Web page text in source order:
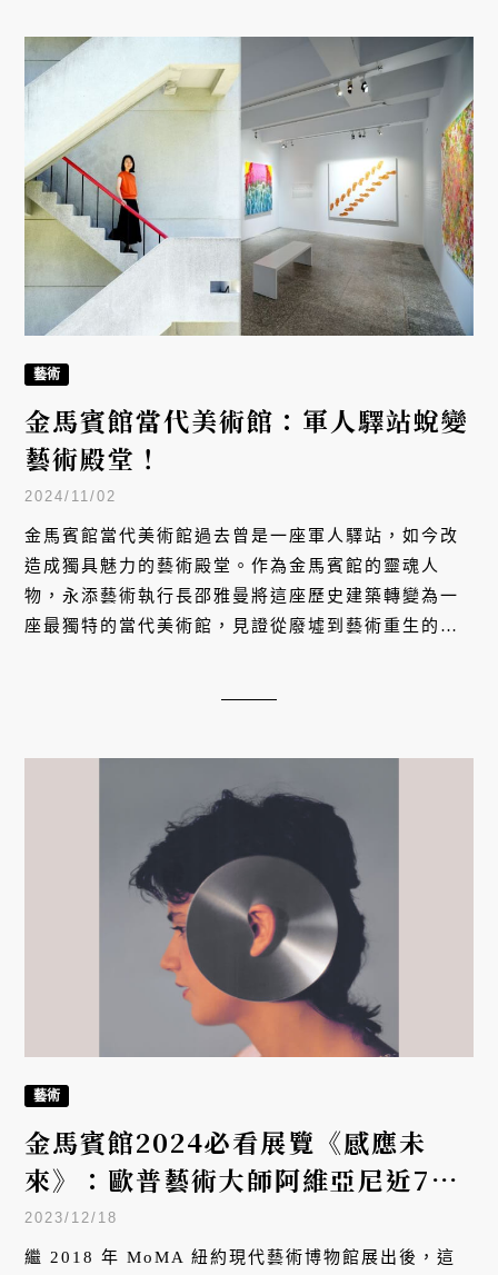
作媒介，更是一種理解世界的方法。
藝術
金馬賓館當代美術館：軍人驛站蛻變
藝術殿堂！
2024/11/02
金馬賓館當代美術館過去曾是一座軍人驛站，如今改
造成獨具魅力的藝術殿堂。作為金馬賓館的靈魂人
物，永添藝術執行長邵雅曼將這座歷史建築轉變為一
座最獨特的當代美術館，見證從廢墟到藝術重生的蛻
藝術
金馬賓館2024必看展覽《感應未
來》：歐普藝術大師阿維亞尼近70
件作品重磅登台，同場加映「可食用
藝術」
2023/12/18
繼 2018 年 MoMA 紐約現代藝術博物館展出後，這